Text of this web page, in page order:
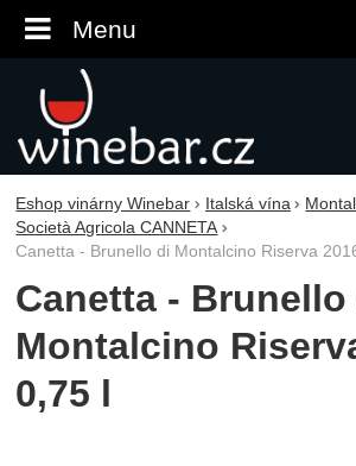
Menu
Eshop vinárny Winebar Italská vína
Società Agricola CANNETA
Canetta - Brunello di Montalcino Riserva
Canetta - Brunello
Montalcino
0,75 l